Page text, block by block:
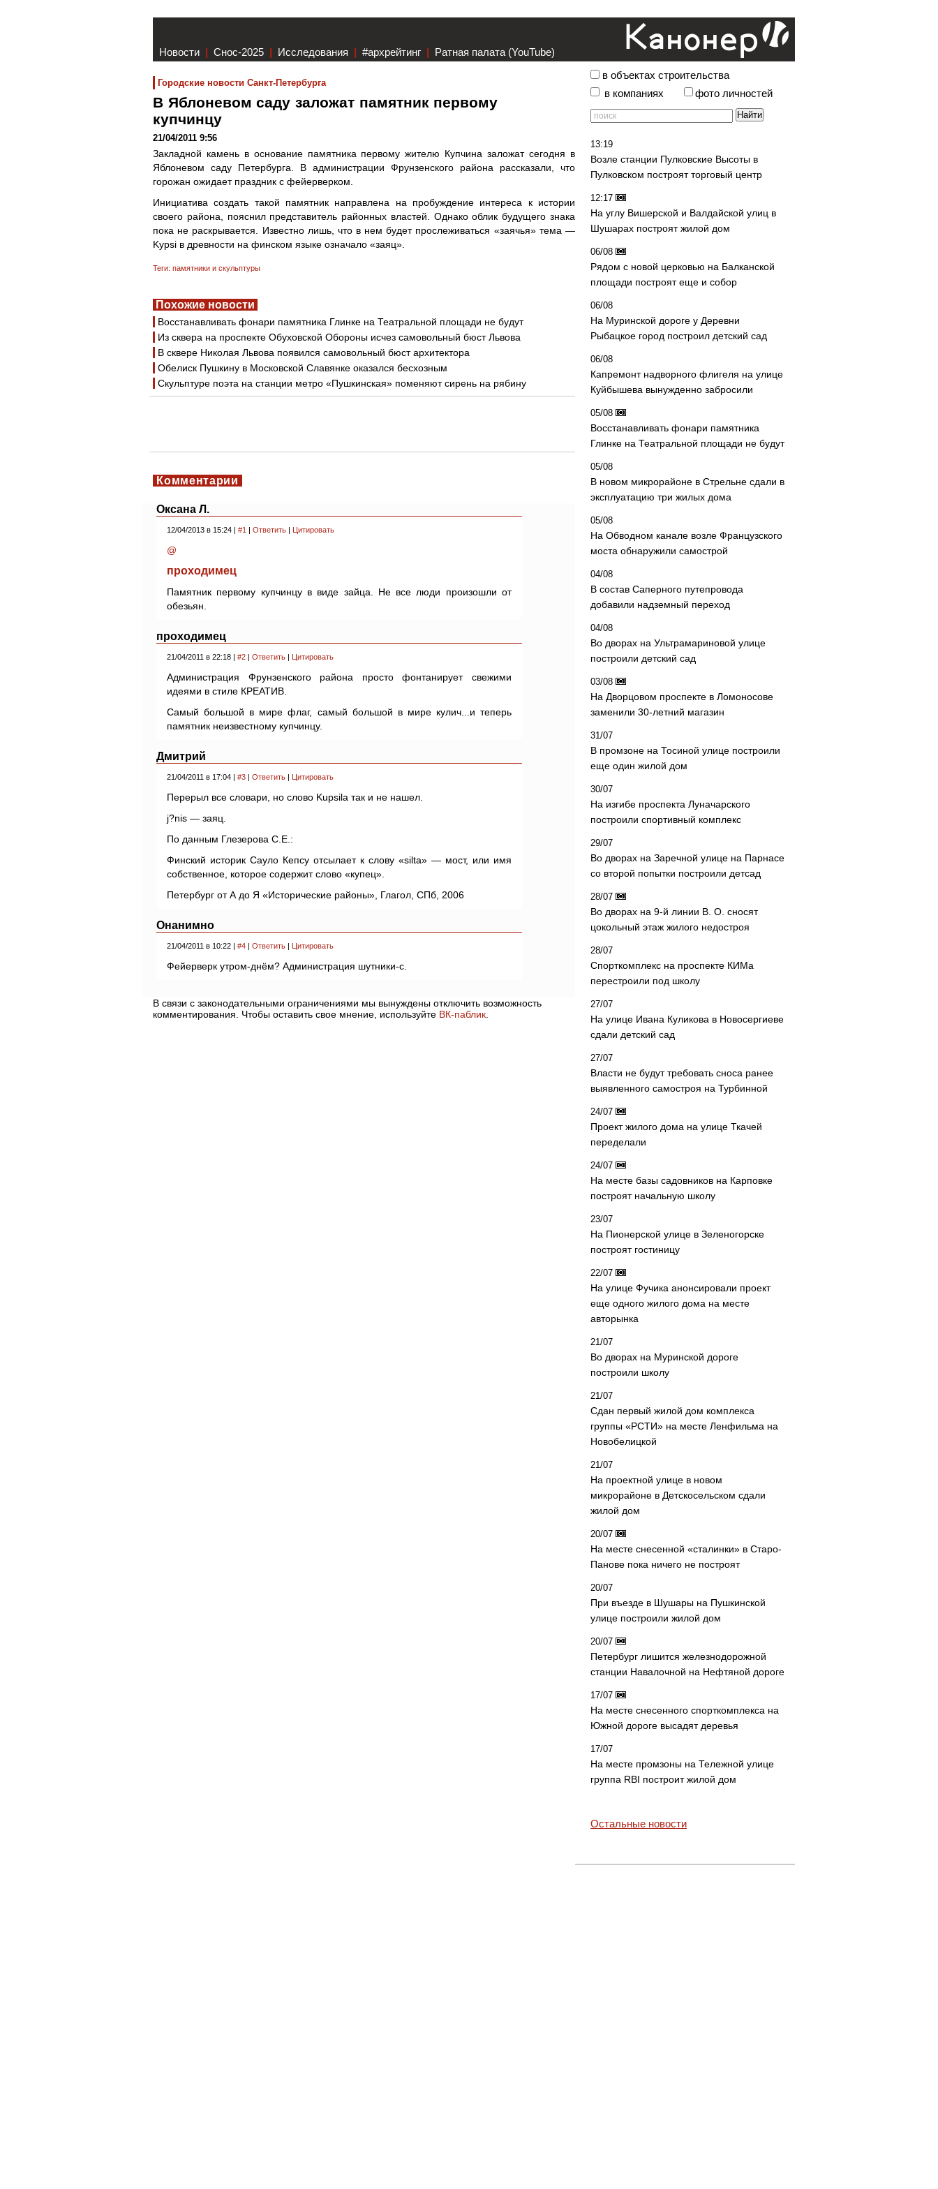
Новости | Снос-2025 | Исследования | #архрейтинг | Ратная палата (YouTube)
Городские новости Санкт-Петербурга
В Яблоневом саду заложат памятник первому
купчинцу
21/04/2011 9:56
Закладной камень в основание памятника первому жителю Купчина заложат сегодня в
Яблоневом саду Петербурга. В администрации Фрунзенского района рассказали, что
горожан ожидает праздник с фейерверком.
Инициатива создать такой памятник направлена на пробуждение интереса к истории
своего района, пояснил представитель районных властей. Однако облик будущего знака
пока не раскрывается. Известно лишь, что в нем будет прослеживаться «заячья» тема —
Kypsi в древности на финском языке означало «заяц».
Теги: памятники и скульптуры
Похожие новости
Восстанавливать фонари памятника Глинке на Театральной площади не будут
Из сквера на проспекте Обуховской Обороны исчез самовольный бюст Львова
В сквере Николая Львова появился самовольный бюст архитектора
Обелиск Пушкину в Московской Славянке оказался бесхозным
Скульптуре поэта на станции метро «Пушкинская» поменяют сирень на рябину
Комментарии
Оксана Л.
12/04/2013 в 15:24 | #1 | Ответить | Цитировать
@
проходимец
Памятник первому купчинцу в виде зайца. Не все люди произошли от
обезьян.
проходимец
21/04/2011 в 22:18 | #2 | Ответить | Цитировать
Администрация Фрунзенского района просто фонтанирует свежими
идеями в стиле КРЕАТИВ.
Самый большой в мире флаг, самый большой в мире кулич...и теперь
памятник неизвестному купчинцу.
Дмитрий
21/04/2011 в 17:04 | #3 | Ответить | Цитировать
Перерыл все словари, но слово Kupsila так и не нашел.
j?nis — заяц.
По данным Глезерова С.Е.:
Финский историк Сауло Кепсу отсылает к слову «silta» — мост, или имя
собственное, которое содержит слово «купец».
Петербург от А до Я «Исторические районы», Глагол, СПб, 2006
Онанимно
21/04/2011 в 10:22 | #4 | Ответить | Цитировать
Фейерверк утром-днём? Администрация шутники-с.
В связи с законодательными ограничениями мы вынуждены отключить возможность
комментирования. Чтобы оставить свое мнение, используйте ВК-паблик
в объектах строительства
в компаниях
фото личностей
13:19
Возле станции Пулковские Высоты в
Пулковском построят торговый центр
12:17
На углу Вишерской и Валдайской улиц в
Шушарах построят жилой дом
06/08
Рядом с новой церковью на Балканской
площади построят еще и собор
06/08
На Муринской дороге у Деревни
Рыбацкое город построил детский сад
06/08
Капремонт надворного флигеля на улице
Куйбышева вынужденно забросили
05/08
Восстанавливать фонари памятника
Глинке на Театральной площади не будут
05/08
В новом микрорайоне в Стрельне сдали в
эксплуатацию три жилых дома
05/08
На Обводном канале возле Французского
моста обнаружили самострой
04/08
В состав Саперного путепровода
добавили надземный переход
04/08
Во дворах на Ультрамариновой улице
построили детский сад
03/08
На Дворцовом проспекте в Ломоносове
заменили 30-летний магазин
31/07
В промзоне на Тосиной улице построили
еще один жилой дом
30/07
На изгибе проспекта Луначарского
построили спортивный комплекс
29/07
Во дворах на Заречной улице на Парнасе
со второй попытки построили детсад
28/07
Во дворах на 9-й линии В. О. сносят
цокольный этаж жилого недостроя
28/07
Спорткомплекс на проспекте КИМа
перестроили под школу
27/07
На улице Ивана Куликова в Новосергиеве
сдали детский сад
27/07
Власти не будут требовать сноса ранее
выявленного самостроя на Турбинной
24/07
Проект жилого дома на улице Ткачей
переделали
24/07
На месте базы садовников на Карповке
построят начальную школу
23/07
На Пионерской улице в Зеленогорске
построят гостиницу
22/07
На улице Фучика анонсировали проект
еще одного жилого дома на месте
авторынка
21/07
Во дворах на Муринской дороге
построили школу
21/07
Сдан первый жилой дом комплекса
группы «РСТИ» на месте Ленфильма на
Новобелицкой
21/07
На проектной улице в новом
микрорайоне в Детскосельском сдали
жилой дом
20/07
На месте снесенной «сталинки» в Старо-
Панове пока ничего не построят
20/07
При въезде в Шушары на Пушкинской
улице построили жилой дом
20/07
Петербург лишится железнодорожной
станции Навалочной на Нефтяной дороге
17/07
На месте снесенного спорткомплекса на
Южной дороге высадят деревья
17/07
На месте промзоны на Тележной улице
группа RBI построит жилой дом
Остальные новости